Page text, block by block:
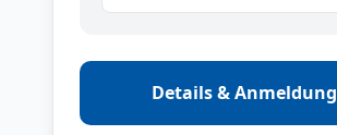
Details & Anmeldung